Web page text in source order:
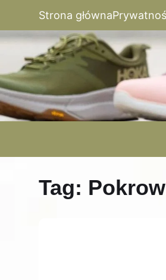
Strona główna
Tag: